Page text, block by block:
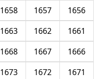
1656
1657
1658
1661
1662
1663
1666
1667
1668
1671
1672
1673